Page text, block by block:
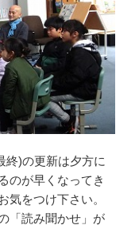
)の更新は夕方に
のが早くなってき
気をつけ下さい。
「読み聞かせ」が